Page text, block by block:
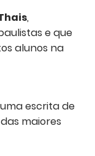
,
e que
alunos na
escrita de
maiores